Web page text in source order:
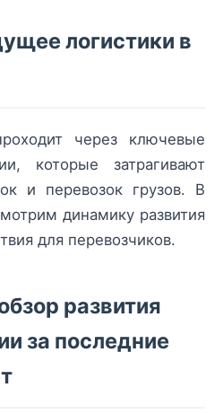
логистики в
через ключевые
которые затрагивают
и перевозок грузов. В
динамику развития
для перевозчиков.
развития
за последние